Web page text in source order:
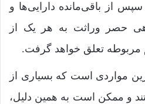
از باقی‌مانده دارایی‌ها و
حصر وراثت به هر یک از
تعلق خواهد گرفت.
مواردی است که بسیاری از
و ممکن است به همین دلیل،